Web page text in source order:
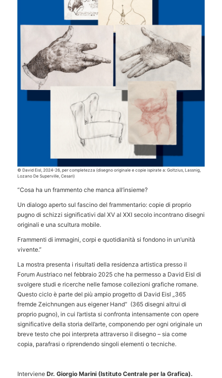
© David Eisl, 2024-26, per completezza (disegno originale e copie ispirate a: Goltzius, Lassnig,
Lozano De Superville, Cesari)
“Cosa ha un frammento che manca all’insieme?
Un dialogo aperto sul fascino del frammentario: copie di proprio
pugno di schizzi significativi dal XV al XXI secolo incontrano disegni
originali e una scultura mobile.
Frammenti di immagini, corpi e quotidianità si fondono in un’unità
vivente.”
La mostra presenta i risultati della residenza artistica presso il
Forum Austriaco nel febbraio 2025 che ha permesso a David Eisl di
svolgere studi e ricerche nelle famose collezioni grafiche romane.
Questo ciclo è parte del più ampio progetto di David Eisl „365
fremde Zeichnungen aus eigener Hand“ (365 disegni altrui di
proprio pugno), in cui l’artista si confronta intensamente con opere
significative della storia dell’arte, componendo per ogni originale un
breve testo che poi interpreta attraverso il disegno – sia come
copia, parafrasi o riprendendo singoli elementi o tecniche.
Interviene Dr. Giorgio Marini (Istituto Centrale per la Grafica).